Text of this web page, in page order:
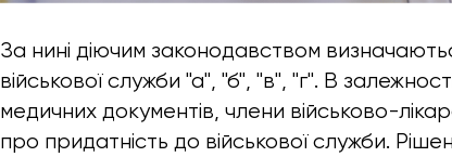
За нині діючим законодавством
військової служби "а", "б", "в", "г". В
медичних документів, члени військово-
про придатність до військової служби.